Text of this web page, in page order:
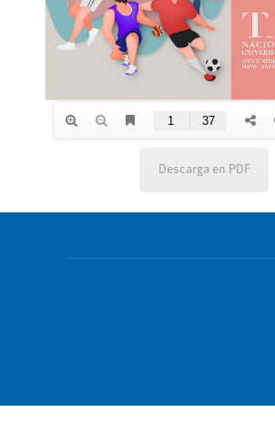
Descarga en PDF